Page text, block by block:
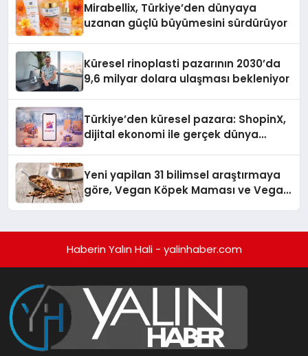
Mirabellix, Türkiye’den dünyaya
uzanan güçlü büyümesini sürdürüyor
Küresel rinoplasti pazarının 2030’da
9,6 milyar dolara ulaşması bekleniyor
Türkiye’den küresel pazara: ShopinX,
dijital ekonomi ile gerçek dünya
Yeni yapilan 31 bilimsel araştırmaya
göre, Vegan Köpek Maması ve Vegan
Haberin Yalın Hali - yalinhaber.com